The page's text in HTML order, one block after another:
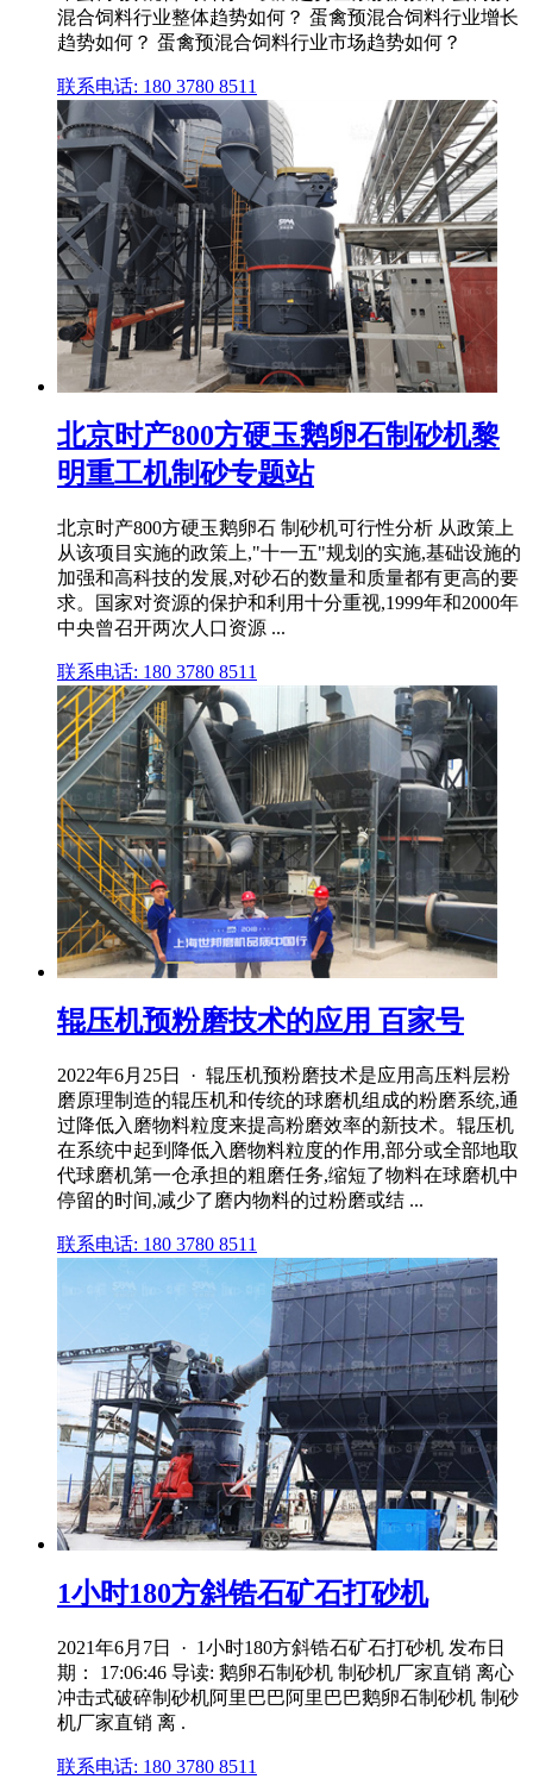
混合饲料行业整体趋势如何？ 蛋禽预混合饲料行业增长
趋势如何？ 蛋禽预混合饲料行业市场趋势如何？
联系电话: 180 3780 8511
北京时产800方硬玉鹅卵石制砂机黎
明重工机制砂专题站
北京时产800方硬玉鹅卵石 制砂机可行性分析 从政策上
从该项目实施的政策上,"十一五"规划的实施,基础设施的
加强和高科技的发展,对砂石的数量和质量都有更高的要
求。国家对资源的保护和利用十分重视,1999年和2000年
中央曾召开两次人口资源 ...
联系电话: 180 3780 8511
辊压机预粉磨技术的应用 百家号
2022年6月25日 · 辊压机预粉磨技术是应用高压料层粉
磨原理制造的辊压机和传统的球磨机组成的粉磨系统,通
过降低入磨物料粒度来提高粉磨效率的新技术。辊压机
在系统中起到降低入磨物料粒度的作用,部分或全部地取
代球磨机第一仓承担的粗磨任务,缩短了物料在球磨机中
停留的时间,减少了磨内物料的过粉磨或结 ...
联系电话: 180 3780 8511
1小时180方斜锆石矿石打砂机
2021年6月7日 · 1小时180方斜锆石矿石打砂机 发布日
期： 17:06:46 导读: 鹅卵石制砂机 制砂机厂家直销 离心
冲击式破碎制砂机阿里巴巴阿里巴巴鹅卵石制砂机 制砂
机厂家直销 离 .
联系电话: 180 3780 8511